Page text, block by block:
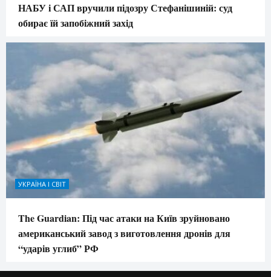
НАБУ і САП вручили підозру Стефанішиній: суд
обирає їй запобіжний захід
УКРАЇНА І СВІТ
The Guardian: Під час атаки на Київ зруйновано
американський завод з виготовлення дронів для
“ударів углиб” РФ